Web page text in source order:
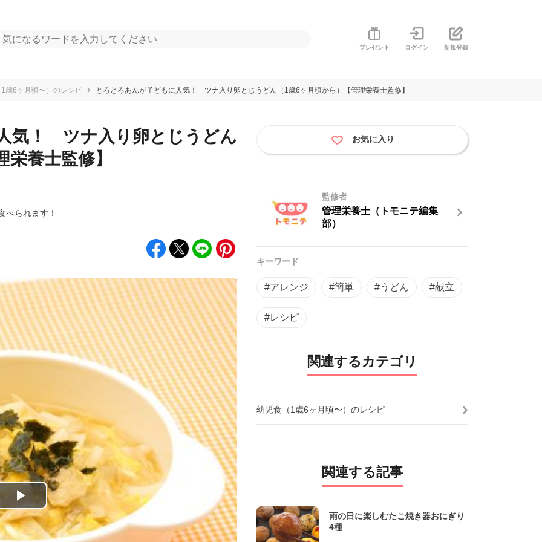
プレゼント ログイン 新規登録
歳6ヶ月頃〜）のレシピ とろとろあんが子どもに人気！ ツナ入り卵とじうどん（1歳6ヶ月頃から）【管理栄養士監修】
気！ ツナ入り卵とじうどん
養士監修】
べられます！
P
l
お気に入り
監修者
管理栄養士（トモニテ編集
部）
キーワード
#アレンジ #簡単 #うどん #献立
#レシピ
関連するカテゴリ
幼児食（1歳6ヶ月頃〜）のレシピ
関連する記事
雨の日に楽しむたこ焼き器おにぎり
4種